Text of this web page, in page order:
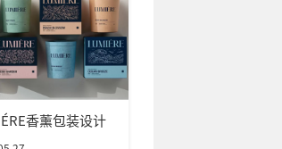
香薰包装设计